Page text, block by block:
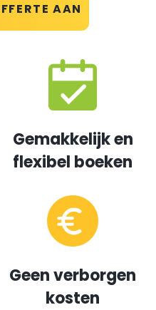
AAN
Gemakkelijk en
flexibel boeken
Geen verborgen
kosten